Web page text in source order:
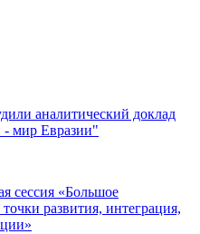
аналитический доклад
- мир Евразии"
сессия «Большое
развития, интеграция,